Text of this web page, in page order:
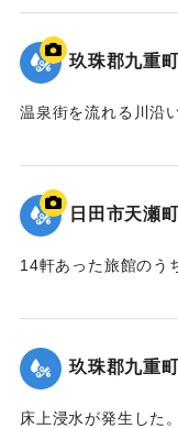
2020/7/6｜固有コード:
玖珠郡九重
温泉街を流れる川沿
2020/7/6｜固有コード:
日田市天瀬
14軒あった旅館のう
た。
｜固有コード:01215073
玖珠郡九重
床上浸水が発生した。